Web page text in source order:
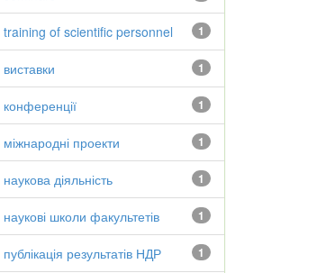
1
training of scientific personnel
1
виставки
1
конференції
1
міжнародні проекти
1
наукова діяльність
1
наукові школи факультетів
1
публікація результатів НДР